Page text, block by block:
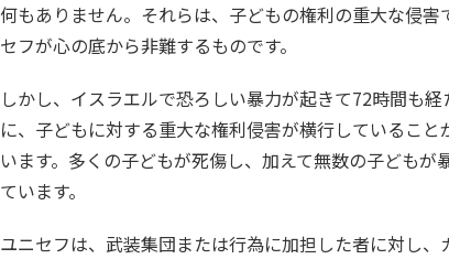
何もありません。それらは、子どもの権利の重大な侵害
セフが心の底から非難するものです。
しかし、イスラエルで恐ろしい暴力が起きて72時間も経
に、子どもに対する重大な権利侵害が横行していること
います。多くの子どもが死傷し、加えて無数の子どもが
ています。
ユニセフは、武装集団または行為に加担した者に対し、